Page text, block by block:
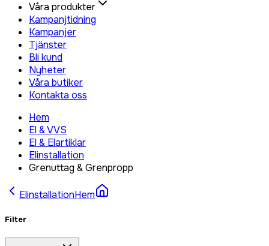
Våra produkter
Kampanjtidning
Kampanjer
Tjänster
Bli kund
Nyheter
Våra butiker
Kontakta oss
Hem
El & VVS
El & Elartiklar
Elinstallation
Grenuttag & Grenpropp
ElinstallationHem
Filter